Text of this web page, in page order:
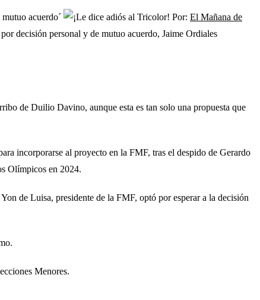
acuerdo´ Por: El Mañana de
decisión personal y de mutuo acuerdo, Jaime Ordiales
de Duilio Davino, aunque esta es tan solo una propuesta que
incorporarse al proyecto en la FMF, tras el despido de Gerardo
Olímpicos en 2024.
de Luisa, presidente de la FMF, optó por esperar a la decisión
Menores.